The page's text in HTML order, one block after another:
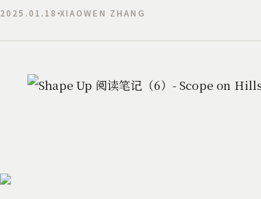
2025.01.18 XIAOWEN ZHANG